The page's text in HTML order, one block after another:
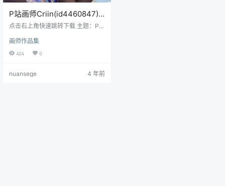
P站画师Criin(id4460847)
原画插画作品合集动漫高清
点击右上角快速跳转下载 主题：P站
品合集动漫高清壁纸 格式：JPG/P
NG 数量：142P（持续更新中） 画
画师作品集
424 0
nuansege 4 年前